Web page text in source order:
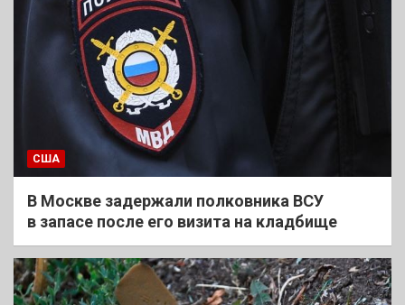
США
В Москве задержали полковника ВСУ
в запасе после его визита на кладбище